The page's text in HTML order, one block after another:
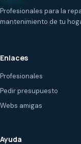
Profesionales para la
mantenimiento de tu
Enlaces
Profesionales
Pedir presupuesto
Webs amigas
Ayuda